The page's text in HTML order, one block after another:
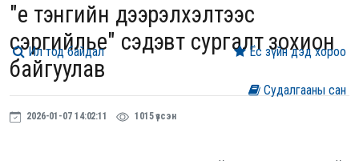
"Үе тэнгийн дээрэлхэлтээс
сэргийлье" сэдэвт сургалт зохион
байгуулав
2026-01-07 14:02:11 1015 үзсэн
Судалгааны сан
Ёс зүйн дэд хороо
Ил тод байдал